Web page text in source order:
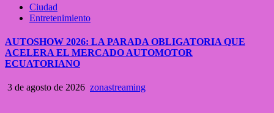
Ciudad
Entretenimiento
AUTOSHOW 2026: LA PARADA OBLIGATORIA QUE
ACELERA EL MERCADO AUTOMOTOR
ECUATORIANO
3 de agosto de 2026 zonastreaming